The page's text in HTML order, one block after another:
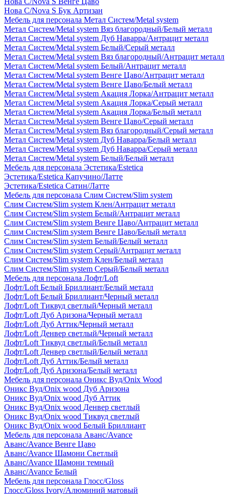
Нова С/Nova S Бук Артизан
Мебель для персонала Метал Систем/Metal system
Метал Систем/Metal system Вяз благородный/Белый металл
Метал Систем/Metal system Дуб Наварра/Антрацит металл
Метал Систем/Metal system Белый/Серый металл
Метал Систем/Metal system Вяз благородный/Антрацит металл
Метал Систем/Metal system Белый/Антрацит металл
Метал Систем/Metal system Венге Цаво/Антрацит металл
Метал Систем/Metal system Венге Цаво/Белый металл
Метал Систем/Metal system Акация Лорка/Антрацит металл
Метал Систем/Metal system Акация Лорка/Серый металл
Метал Систем/Metal system Акация Лорка/Белый металл
Метал Систем/Metal system Венге Цаво/Серый металл
Метал Систем/Metal system Вяз благородный/Серый металл
Метал Систем/Metal system Дуб Наварра/Белый металл
Метал Систем/Metal system Дуб Наварра/Серый металл
Метал Систем/Metal system Белый/Белый металл
Мебель для персонала Эстетика/Estetica
Эстетика/Estetica Капучино/Латте
Эстетика/Estetica Сатин/Латте
Мебель для персонала Слим Систем/Slim system
Слим Систем/Slim system Клен/Антрацит металл
Слим Систем/Slim system Белый/Антрацит металл
Слим Систем/Slim system Венге Цаво/Антрацит металл
Слим Систем/Slim system Венге Цаво/Белый металл
Слим Систем/Slim system Белый/Белый металл
Слим Систем/Slim system Серый/Антрацит металл
Слим Систем/Slim system Клен/Белый металл
Слим Систем/Slim system Серый/Белый металл
Мебель для персонала Лофт/Loft
Лофт/Loft Белый Бриллиант/Белый металл
Лофт/Loft Белый Бриллиант/Черный металл
Лофт/Loft Тиквуд светлый/Черный металл
Лофт/Loft Дуб Аризона/Черный металл
Лофт/Loft Дуб Аттик/Черный металл
Лофт/Loft Денвер светлый/Черный металл
Лофт/Loft Тиквуд светлый/Белый металл
Лофт/Loft Денвер светлый/Белый металл
Лофт/Loft Дуб Аттик/Белый металл
Лофт/Loft Дуб Аризона/Белый металл
Мебель для персонала Оникс Вуд/Onix Wood
Оникс Вуд/Onix wood Дуб Аризона
Оникс Вуд/Onix wood Дуб Аттик
Оникс Вуд/Onix wood Денвер светлый
Оникс Вуд/Onix wood Тиквуд светлый
Оникс Вуд/Onix wood Белый Бриллиант
Мебель для персонала Аванс/Avance
Аванс/Avance Венге Цаво
Аванс/Avance Шамони Светлый
Аванс/Avance Шамони темный
Аванс/Avance Белый
Мебель для персонала Глосс/Gloss
Глосс/Gloss Ivory/Алюминий матовый